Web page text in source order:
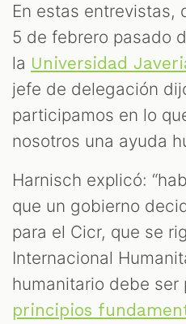
En estas entrevistas,
5 de febrero pasado
la Universidad
jefe de delegación
participamos en lo
nosotros una ayuda
Harnisch explicó:
que un gobierno
para el Cicr, que se
Internacional
humanitario debe ser
principios